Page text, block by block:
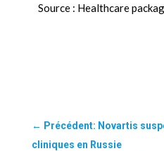
Source : Healthcare
← Précédent: Novartis
cliniques en Russie